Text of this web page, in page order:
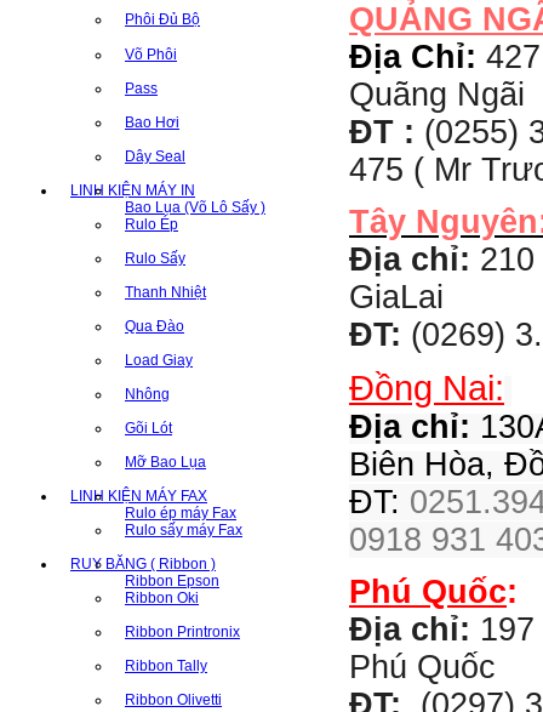
Phôi Đủ Bộ
Võ Phôi
Pass
Bao Hơi
Dây Seal
LINH KIỆN MÁY IN
Bao Lụa (Võ Lô Sấy )
Rulo Ép
Rulo Sấy
Thanh Nhiệt
Qua Đào
Load Giay
Nhông
Gõi Lót
Mỡ Bao Lụa
LINH KIỆN MÁY FAX
Rulo ép máy Fax
Rulo sấy máy Fax
RUY BĂNG ( Ribbon )
Ribbon Epson
Ribbon Oki
Ribbon Printronix
Ribbon Tally
Ribbon Olivetti
QUẢNG
Địa Chỉ:
Quãng Ngãi
ĐT : (0255)
475 ( Mr
Tây
Địa chỉ:
GiaLai
ĐT: (0269)
Đồng Nai:
Địa chỉ:
Biên Hòa,
ĐT:
0918 931
Phú Quốc:
Địa chỉ:
Phú Quốc